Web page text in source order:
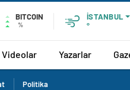
BITCOIN
%
İSTANBUL
°
Videolar Yazarlar
Politika